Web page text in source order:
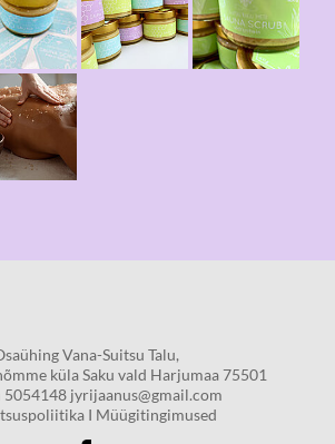
Vana-Suitsu Talu,
küla Saku vald Harjumaa 75501
5054148 jyrijaanus@gmail.com
I Müügitingimused